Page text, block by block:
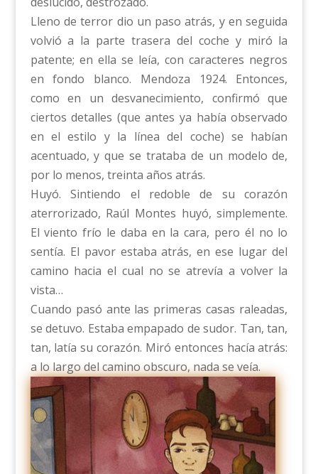
Lleno de terror dio un paso atrás, y en seguida
volvió a la parte trasera del coche y miró la
patente; en ella se leía, con caracteres negros
en fondo blanco. Mendoza 1924. Entonces,
como en un desvanecimiento, confirmó que
ciertos detalles (que antes ya había observado
en el estilo y la línea del coche) se habían
acentuado, y que se trataba de un modelo de,
por lo menos, treinta años atrás.
Huyó. Sintiendo el redoble de su corazón
aterrorizado, Raúl Montes huyó, simplemente.
El viento frío le daba en la cara, pero él no lo
sentía. El pavor estaba atrás, en ese lugar del
camino hacia el cual no se atrevía a volver la
vista…
Cuando pasó ante las primeras casas raleadas,
se detuvo. Estaba empapado de sudor. Tan, tan,
tan, latía su corazón. Miró entonces hacía atrás:
a lo largo del camino obscuro, nada se veía.